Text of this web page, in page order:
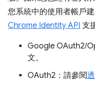
您系統中的使用者帳戶
Chrome Identity API 支
Google OAuth2/
文。
OAuth2：請參閱